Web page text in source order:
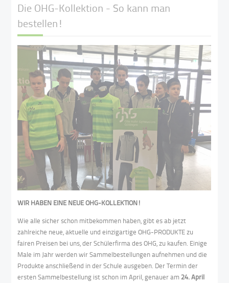
Die OHG-Kollektion - So kann man
bestellen!
WIR HABEN EINE NEUE OHG-KOLLEKTION!
Wie alle sicher schon mitbekommen haben, gibt es ab jetzt
zahlreiche neue, aktuelle und einzigartige OHG-PRODUKTE zu
fairen Preisen bei uns, der Schülerfirma des OHG, zu kaufen. Einige
Male im Jahr werden wir Sammelbestellungen aufnehmen und die
Produkte anschließend in der Schule ausgeben. Der Termin der
ersten Sammelbestellung ist schon im April, genauer am24. April